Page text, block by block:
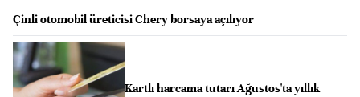
Çinli otomobil üreticisi Chery borsaya açılıyor
Kartlı harcama tutarı Ağustos'ta yıllık